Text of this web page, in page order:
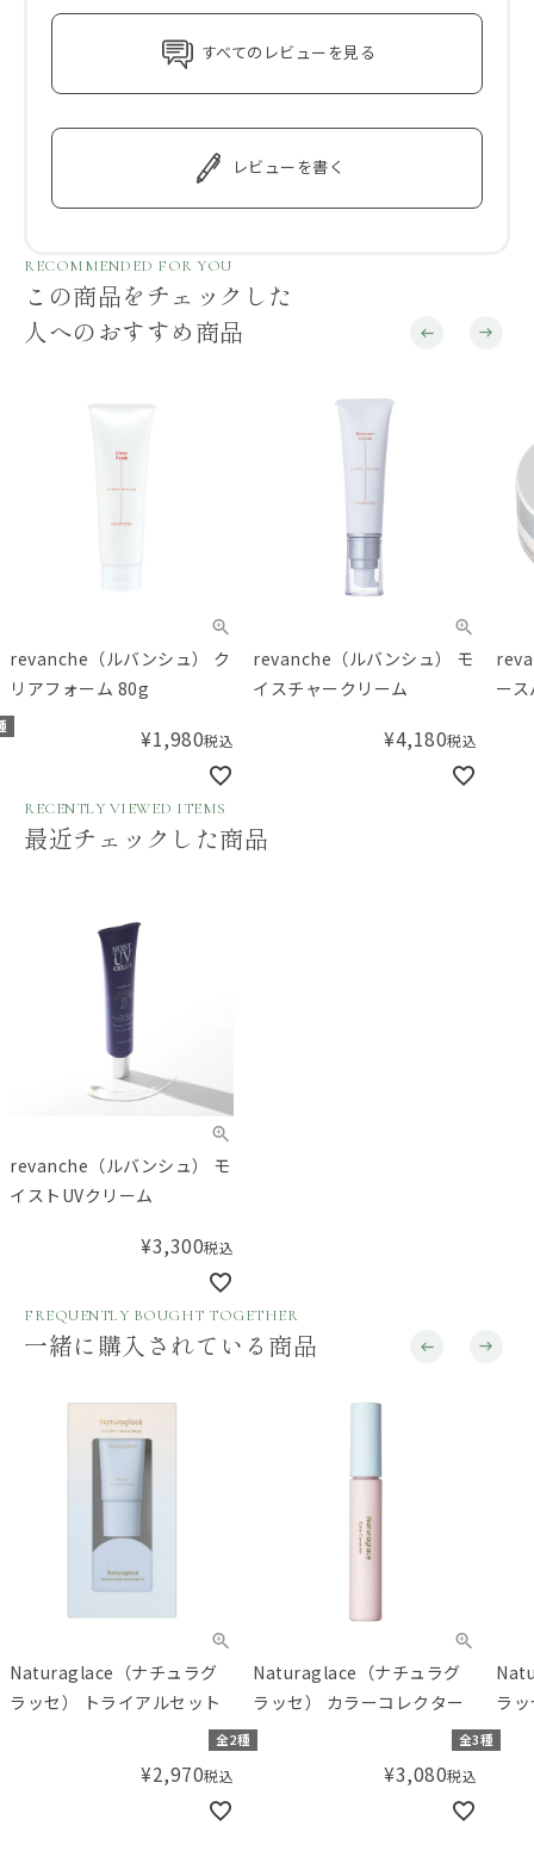
すべてのレビューを見る
レビューを書く
RECOMMENDED FOR YOU
この商品をチェックした
人へのおすすめ商品
revanche（ルバンシュ） ク
リアフォーム 80g
¥1,980税込
revanche（ルバンシュ） モ
イスチャークリーム
¥4,180税込
ー
RECENTLY VIEWED ITEMS
最近チェックした商品
revanche（ルバンシュ） モ
イストUVクリーム
¥3,300税込
FREQUENTLY BOUGHT TOGETHER
一緒に購入されている商品
Naturaglace（ナチュラグ
ラッセ） トライアルセット
全2種
¥2,970税込
Naturaglace（ナチュラグ
ラッセ） カラーコレクター
全3種
¥3,080税込
ラ
プ